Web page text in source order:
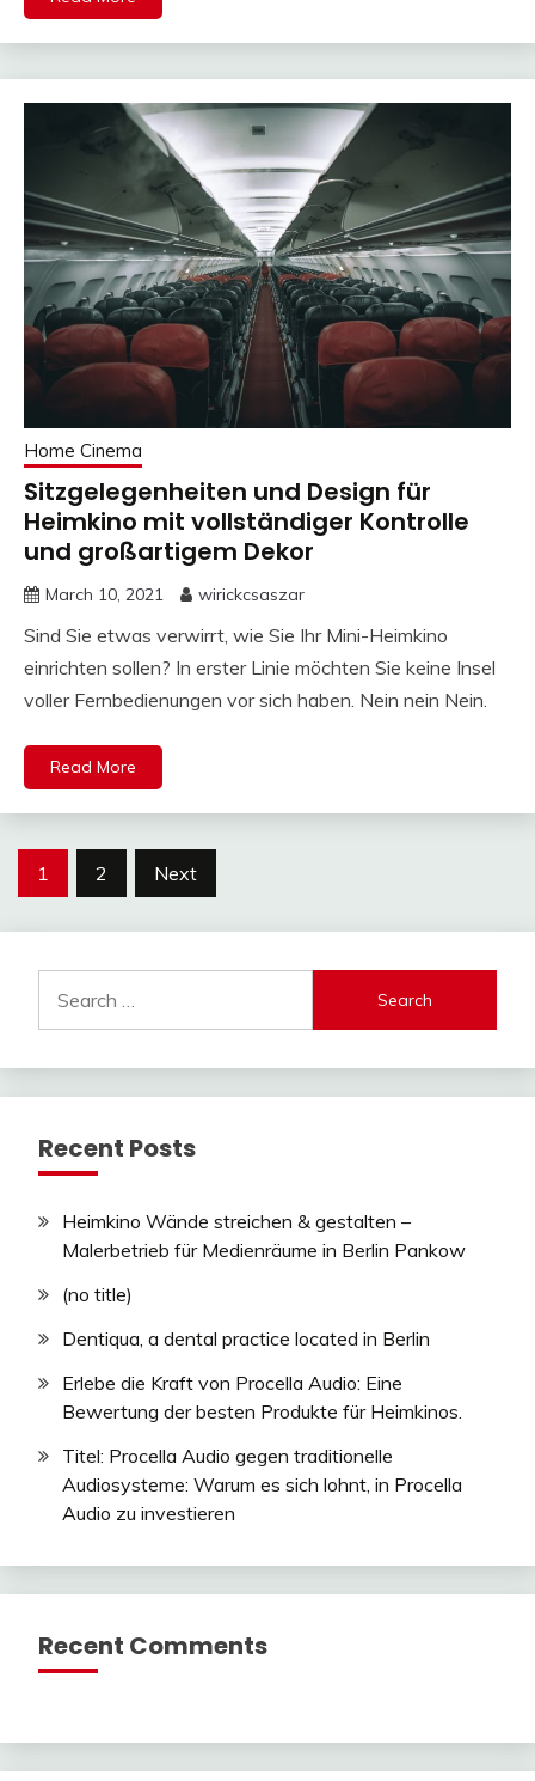
Home Cinema
Sitzgelegenheiten und Design für
Heimkino mit vollständiger Kontrolle
und großartigem Dekor
March 10, 2021 wirickcsaszar
Sind Sie etwas verwirrt, wie Sie Ihr Mini-Heimkino
einrichten sollen? In erster Linie möchten Sie keine Insel
voller Fernbedienungen vor sich haben. Nein nein Nein.
Read More
Posts
1 2 Next
for:
Recent Posts
Heimkino Wände streichen & gestalten –
Malerbetrieb für Medienräume in Berlin Pankow
(no title)
Dentiqua, a dental practice located in Berlin
Erlebe die Kraft von Procella Audio: Eine
Bewertung der besten Produkte für Heimkinos.
Titel: Procella Audio gegen traditionelle
Audiosysteme: Warum es sich lohnt, in Procella
Audio zu investieren
Recent Comments